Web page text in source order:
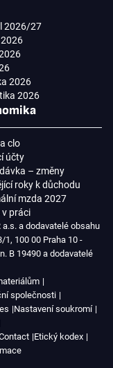
2026/27
2026
2026
clo
účty
– změny
roky k důchodu
mzda 2027
v práci
a.s. a dodavatelé obsahu
100 00 Praha 10 -
B 19490 a dodavatelé
společnosti
Nastavení soukromí
Etický kodex